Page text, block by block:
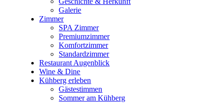
Galerie
Zimmer
SPA Zimmer
Premiumzimmer
Komfortzimmer
Standardzimmer
Restaurant Augenblick
Wine & Dine
Kühberg erleben
Gästestimmen
Sommer am Kühberg